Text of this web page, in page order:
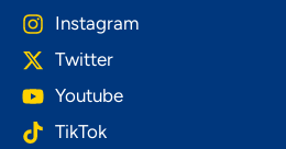
Instagram
Twitter
Youtube
TikTok